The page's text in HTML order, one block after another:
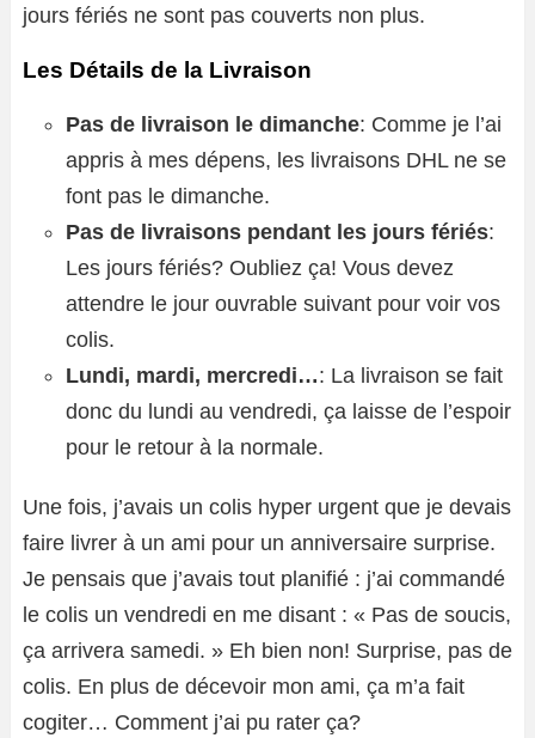
jours fériés ne sont pas couverts non plus.
Les Détails de la Livraison
Pas de livraison le dimanche: Comme je l’ai
appris à mes dépens, les livraisons DHL ne se
font pas le dimanche.
Pas de livraisons pendant les jours fériés:
Les jours fériés? Oubliez ça! Vous devez
attendre le jour ouvrable suivant pour voir vos
colis.
Lundi, mardi, mercredi…: La livraison se fait
donc du lundi au vendredi, ça laisse de l’espoir
pour le retour à la normale.
Une fois, j’avais un colis hyper urgent que je devais
faire livrer à un ami pour un anniversaire surprise.
Je pensais que j’avais tout planifié : j’ai commandé
le colis un vendredi en me disant : « Pas de soucis,
ça arrivera samedi. » Eh bien non! Surprise, pas de
colis. En plus de décevoir mon ami, ça m’a fait
cogiter… Comment j’ai pu rater ça?